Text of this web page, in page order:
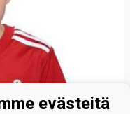
evästeitä